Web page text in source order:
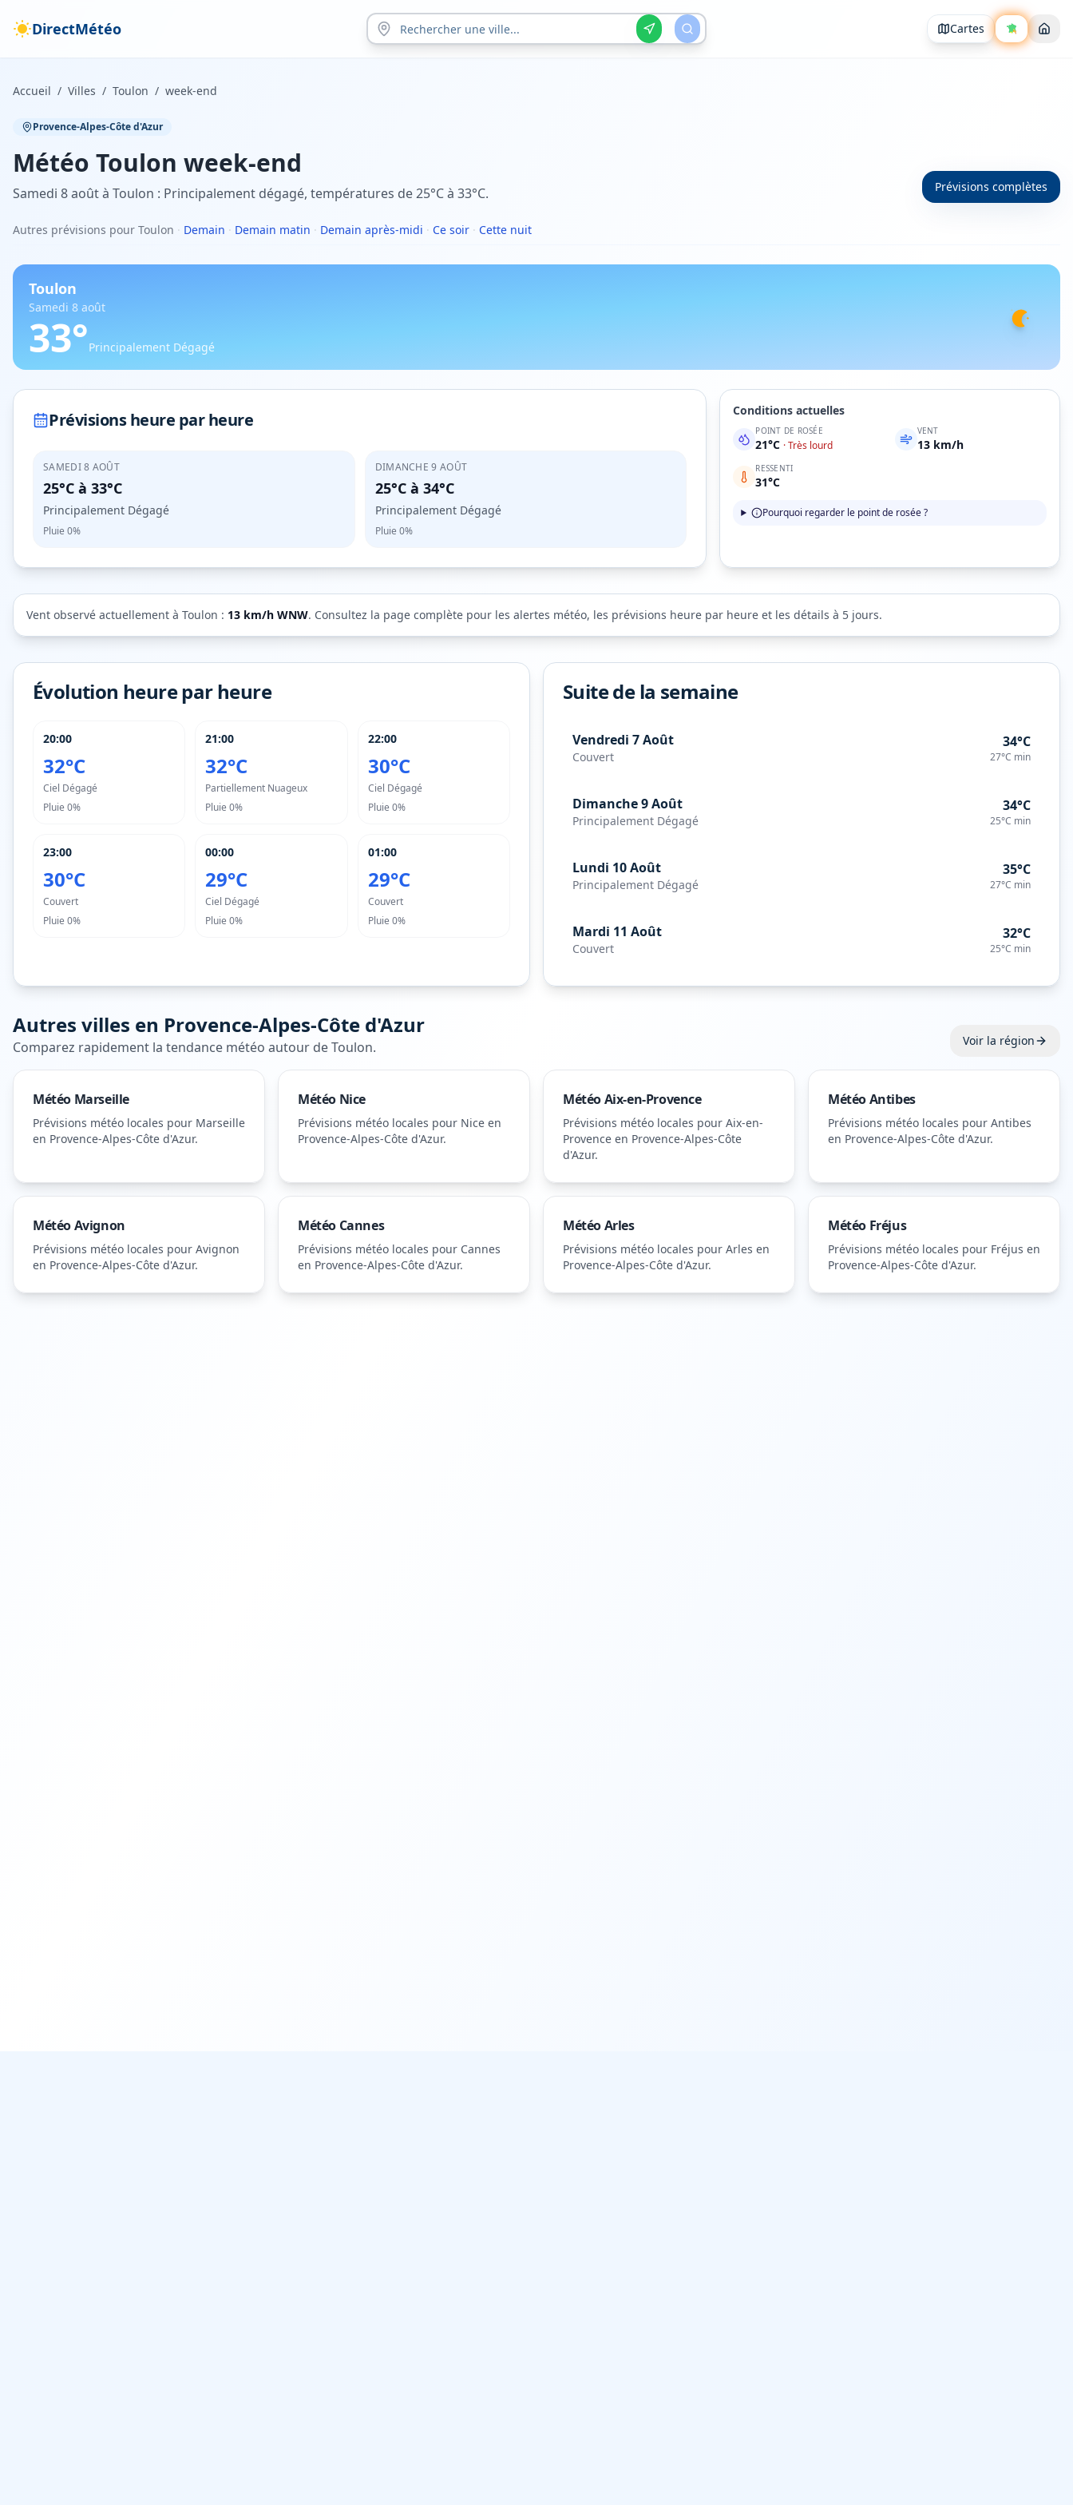
DirectMétéo Cartes
Accueil / Villes / Toulon / week-end
Provence-Alpes-Côte d'Azur
Météo Toulon week-end
Samedi 8 août à Toulon : Principalement dégagé, températures de 25°C à 33°C. Prévisions complètes
Autres prévisions pour Toulon · Demain · Demain matin · Demain après-midi · Ce soir · Cette nuit
Toulon
Samedi 8 août
33°Principalement Dégagé
Prévisions heure par heure
SAMEDI 8 AOÛT
25°C à 33°C
Principalement Dégagé
Pluie 0%
DIMANCHE 9 AOÛT
25°Cà 34°C
Principalement Dégagé
Pluie 0%
Conditions actuelles
POINT DE ROSÉE
21°C ·Très lourd
VENT
13km/h
RESSENTI
31°C
Pourquoi regarder le point de rosée ?
Vent observé actuellement à Toulon : 13 km/h WNW. Consultez la page complète pour les alertes météo, les prévisions heure par heure et les détails à 5 jours.
Évolution heure par heure
20:00
32°C
Ciel Dégagé
Pluie 0%
21:00
32°C
Partiellement Nuageux
Pluie0%
22:00
30°C
Ciel Dégagé
Pluie 0%
23:00
30°C
Couvert
Pluie 0%
00:00
29°C
Ciel Dégagé
Pluie0%
01:00
29°C
Couvert
Pluie 0%
Suite de la semaine
Vendredi 7 Août
Couvert
34°C
27°C min
Dimanche 9 Août
Principalement Dégagé
34°C
25°C min
Lundi 10 Août
Principalement Dégagé
35°C
27°C min
Mardi 11 Août
Couvert
32°C
25°C min
Autres villes en Provence-Alpes-Côte d'Azur
Comparez rapidement la tendance météo autour deToulon. Voir la région
Météo Marseille
Prévisions météo locales pour Marseille
en Provence-Alpes-Côte d'Azur.
Météo Nice
Prévisions météo locales pour Nice en
Provence-Alpes-Côte d'Azur.
MétéoAix-en-Provence
Prévisions météo locales pour Aix-en-
Provence en Provence-Alpes-Côte
d'Azur.
MétéoAntibes
Prévisions météo locales pour Antibes
en Provence-Alpes-Côte d'Azur.
MétéoAvignon
Prévisions météo locales pour Avignon
en Provence-Alpes-Côte d'Azur.
Météo Cannes
Prévisions météo locales pour Cannes
en Provence-Alpes-Côte d'Azur.
MétéoArles
Prévisions météo locales pour Arles en
Provence-Alpes-Côte d'Azur.
Météo Fréjus
Prévisions météo locales pour Fréjus en
Provence-Alpes-Côte d'Azur.